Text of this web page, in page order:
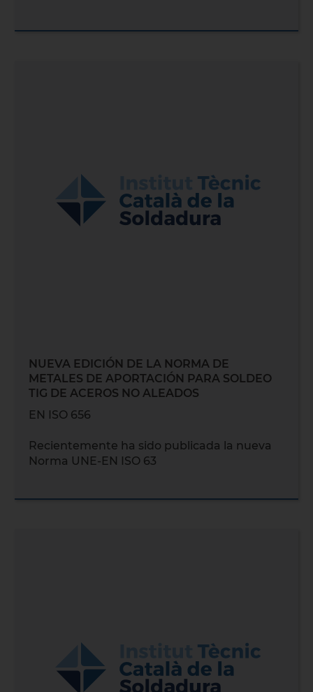
NUEVA EDICIÓN DE LA NORMA DE
METALES DE APORTACIÓN PARA SOLDEO
TIG DE ACEROS NO ALEADOS
EN ISO 656
Recientemente ha sido publicada la nueva
Norma UNE-EN ISO 63